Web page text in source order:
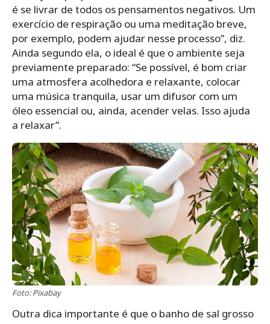
é se livrar de todos os pensamentos negativos. Um
exercício de respiração ou uma meditação breve,
por exemplo, podem ajudar nesse processo”, diz.
Ainda segundo ela, o ideal é que o ambiente seja
previamente preparado: “Se possível, é bom criar
uma atmosfera acolhedora e relaxante, colocar
uma música tranquila, usar um difusor com um
óleo essencial ou, ainda, acender velas. Isso ajuda
a relaxar”.
Foto: Pixabay
Outra dica importante é que o banho de sal grosso